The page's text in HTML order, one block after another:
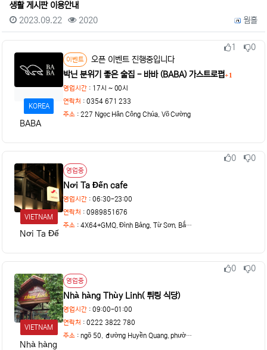
생활 게시판 이용안내
등록자
웜홀
등록일
2023.09.22 조회
2020
KOREA
BABA
이벤트
오픈 이벤트 진행중입니다
박닌 분위기 좋은 술집 - 바바 (BABA) 가스트로펍
댓글
1
영업시간 : 17시 ~ 00시
연락처 : 0354 671 233
주소 : 227 Ngọc Hân Công Chúa, Võ Cường
추천
1
비추천
0
상태
VIETNAM
Nơi Ta Đến
영업중
Nơi Ta Đến cafe
영업시간 : 06:30-23:00
연락처 : 0989851676
주소 : 4X64+GMQ, Đình Bảng, Từ Sơn, Bắc Ninh, Vietnam
추천
0
비추천
0
상태
VIETNAM
Nhà hàng Thùy Linh
영업중
Nhà hàng Thùy Linh( 튀링 식당)
영업시간 : 09:00-01:00
연락처 : 0222 3822 780
주소 : ngõ 50, đường Huyền Quang, phường Ninh Xá, thành p
추천
0
비추천
0